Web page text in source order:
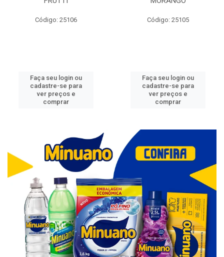
Código: 25106
Faça seu login ou
cadastre-se para
ver preços e
comprar
Código: 25105
Faça seu login ou
cadastre-se para
ver preços e
comprar